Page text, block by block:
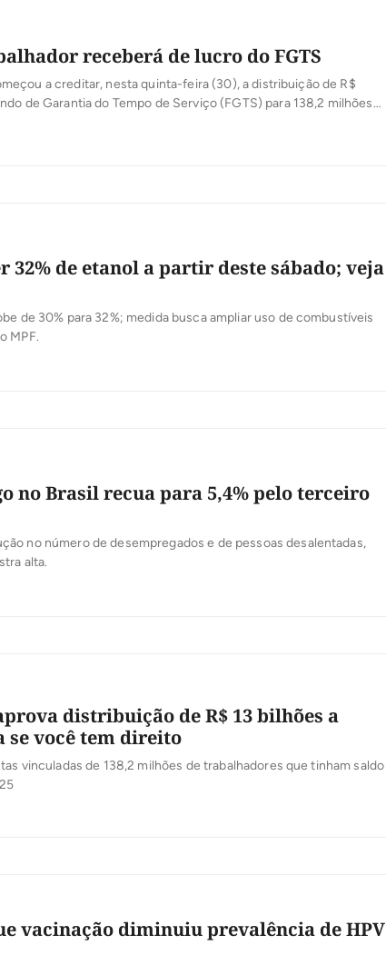
receberá de lucro do FGTS
a creditar, nesta quinta-feira (30), a distribuição de R$
de Garantia do Tempo de Serviço (FGTS) para 138,2 milhões
32% de etanol a partir deste sábado; veja
de 30% para 32%; medida busca ampliar uso de combustíveis
MPF.
no Brasil recua para 5,4% pelo terceiro
no número de desempregados e de pessoas desalentadas,
alta.
distribuição de R$ 13 bilhões a
se você tem direito
vinculadas de 138,2 milhões de trabalhadores que tinham saldo
vacinação diminuiu prevalência de HPV